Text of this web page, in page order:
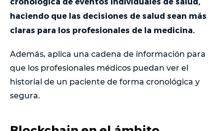
haciendo que las decisiones de salud sean más
claras para los profesionales de la medicina.
Además, aplica una cadena de información para
que los profesionales médicos puedan ver el
historial de un paciente de forma cronológica y
segura.